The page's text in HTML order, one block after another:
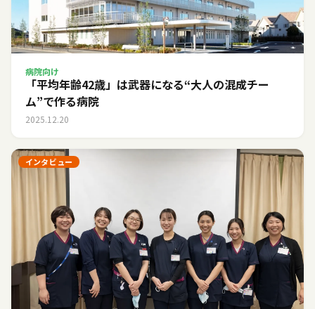
病院向け
「平均年齢42歳」は武器になる――“大人の混成チー
ム”で作る病院
2025.12.20
インタビュー